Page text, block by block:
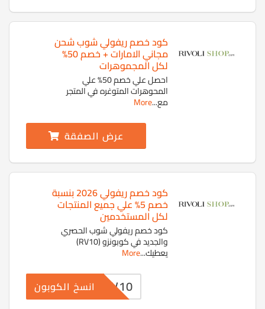
كود خصم ريفولي شوب شحن
مجاني الامارات + خصم 50%
لكل المجموهرات
احصل علي خصم 50% علي
المحوهرات المتوغره في المتجر
مع...
More
عرض الصفقة
كود خصم ريفولي 2026 بنسبة
خصم 5% علي جميع المنتجات
لكل المستخدمين
كود خصم ريفولي شوب الحصري
والجديد في كوبونزو (RV10)
يعطيك...
More
RV10 انسخ الكوبون